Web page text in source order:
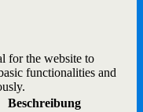
for the website to
functionalities and
Beschreibung